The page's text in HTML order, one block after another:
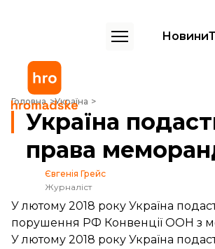
Новини
Головна Україна
Україна подасть до Міжнародного суду
Україна
права
Євгенія Грейс
Журналіст
У лютому 2018 року Україна
порушення РФ Конвенції ООН з
У лютому 2018 року Україна